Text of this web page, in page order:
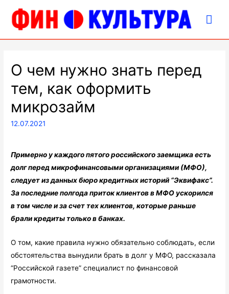
О чем нужно знать перед
тем, как оформить
микрозайм
12.07.2021
Примерно у каждого пятого российского заемщика есть
долг перед микрофинансовыми организациями (МФО),
следует из данных бюро кредитных историй “Эквифакс”.
За последние полгода приток клиентов в МФО ускорился
в том числе и за счет тех клиентов, которые раньше
брали кредиты только в банках.
О том, какие правила нужно обязательно соблюдать, если
обстоятельства вынудили брать в долг у МФО, рассказала
“Российской газете” специалист по финансовой
грамотности.